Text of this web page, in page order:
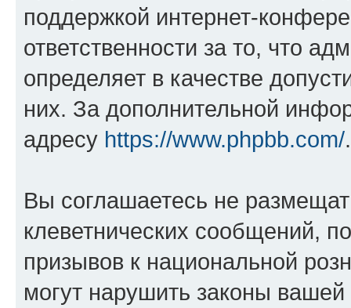
поддержкой интернет-
ответственности за то, что
определяет в качестве
них. За дополнительной
адресу https://www.phpbb.com/.
Вы соглашаетесь не
клеветнических сообщений,
призывов к национальной
могут нарушить законы